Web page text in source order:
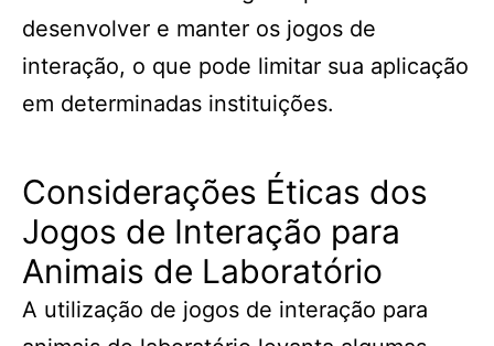
desenvolver e manter os jogos de
interação, o que pode limitar sua aplicação
em determinadas instituições.
Considerações Éticas dos
Jogos de Interação para
Animais de Laboratório
A utilização de jogos de interação para